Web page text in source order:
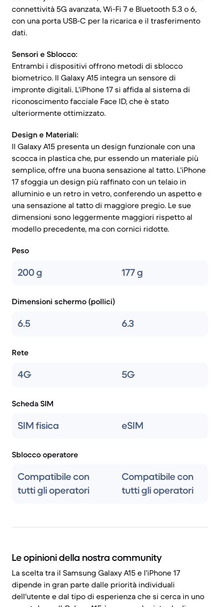
connettività 5G avanzata, Wi-Fi 7 e Bluetooth 5.3 o 6,
con una porta USB-C per la ricarica e il trasferimento
dati.
Sensori e Sblocco:
Entrambi i dispositivi offrono metodi di sblocco
biometrico. Il Galaxy A15 integra un sensore di
impronte digitali. L'iPhone 17 si affida al sistema di
riconoscimento facciale Face ID, che è stato
ulteriormente ottimizzato.
Design e Materiali:
Il Galaxy A15 presenta un design funzionale con una
scocca in plastica che, pur essendo un materiale più
semplice, offre una buona sensazione al tatto. L'iPhone
17 sfoggia un design più raffinato con un telaio in
alluminio e un retro in vetro, conferendo un aspetto e
una sensazione al tatto di maggiore pregio. Le sue
dimensioni sono leggermente maggiori rispetto al
modello precedente, ma con cornici ridotte.
Peso
200 g 177 g
Dimensioni schermo (pollici)
6.5 6.3
Rete
4G 5G
Scheda SIM
SIM fisica eSIM
Sblocco operatore
Compatibile con
tutti gli operatori
Compatibile con
tutti gli operatori
Le opinioni della nostra community
La scelta tra il Samsung Galaxy A15 e l'iPhone 17
dipende in gran parte dalle priorità individuali
dell'utente e dal tipo di esperienza che si cerca in uno